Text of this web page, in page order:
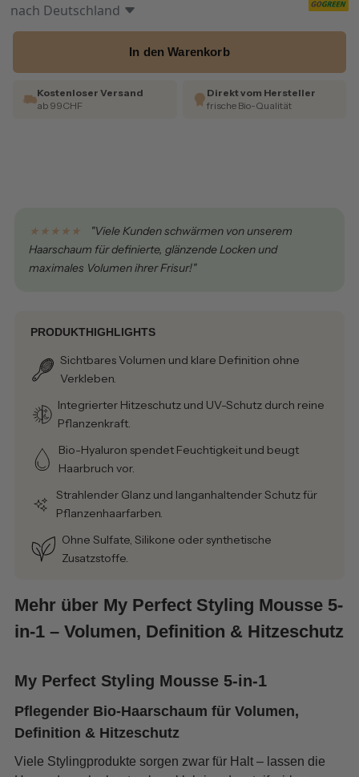
nach Deutschland
In den Warenkorb
Kostenloser Versand
ab 99CHF
Direkt vom Hersteller
frische Bio-Qualität
★★★★★
"Viele Kunden schwärmen von unserem
Haarschaum für definierte, glänzende Locken und
maximales Volumen ihrer Frisur!"
PRODUKTHIGHLIGHTS
Sichtbares Volumen und klare Definition ohne
Verkleben.
Integrierter Hitzeschutz und UV-Schutz durch reine
Pflanzenkraft.
Bio-Hyaluron spendet Feuchtigkeit und beugt
Haarbruch vor.
Strahlender Glanz und langanhaltender Schutz für
Pflanzenhaarfarben.
Ohne Sulfate, Silikone oder synthetische
Zusatzstoffe.
Mehr über My Perfect Styling Mousse 5-
in-1 – Volumen, Definition & Hitzeschutz
My Perfect Styling Mousse 5-in-1
Pflegender Bio-Haarschaum für Volumen,
Definition & Hitzeschutz
Viele Stylingprodukte sorgen zwar für Halt – lassen die